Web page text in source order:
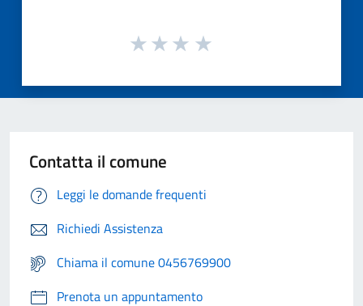
Contatta il comune
Leggi le domande frequenti
Richiedi Assistenza
Chiama il comune 0456769900
Prenota un appuntamento